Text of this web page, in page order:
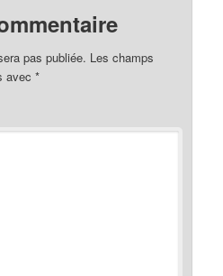
pas publiée. Les champs
avec*